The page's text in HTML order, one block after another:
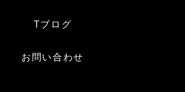
Tブログ
お問い合わせ